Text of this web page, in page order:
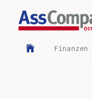
Finanzen